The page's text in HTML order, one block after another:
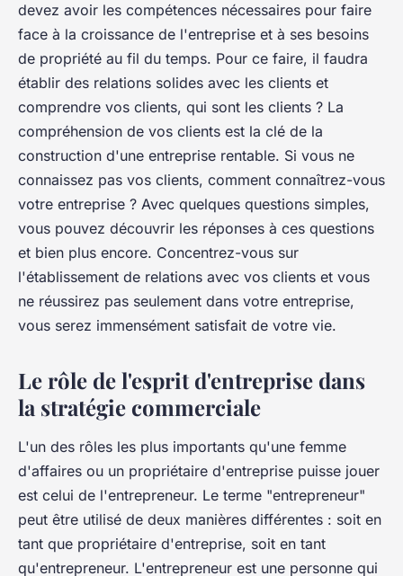
devez avoir les compétences nécessaires pour faire
face à la croissance de l'entreprise et à ses besoins
de propriété au fil du temps. Pour ce faire, il faudra
établir des relations solides avec les clients et
comprendre vos clients, qui sont les clients ? La
compréhension de vos clients est la clé de la
construction d'une entreprise rentable. Si vous ne
connaissez pas vos clients, comment connaîtrez-vous
votre entreprise ? Avec quelques questions simples,
vous pouvez découvrir les réponses à ces questions
et bien plus encore. Concentrez-vous sur
l'établissement de relations avec vos clients et vous
ne réussirez pas seulement dans votre entreprise,
vous serez immensément satisfait de votre vie.
Le rôle de l'esprit d'entreprise dans
la stratégie commerciale
L'un des rôles les plus importants qu'une femme
d'affaires ou un propriétaire d'entreprise puisse jouer
est celui de l'entrepreneur. Le terme "entrepreneur"
peut être utilisé de deux manières différentes : soit en
tant que propriétaire d'entreprise, soit en tant
qu'entrepreneur. L'entrepreneur est une personne qui